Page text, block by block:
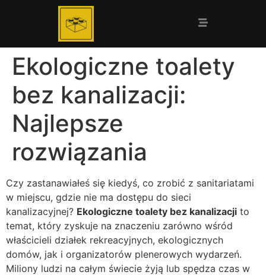
Ekologiczne toalety
bez kanalizacji:
Najlepsze
rozwiązania
Czy zastanawiałeś się kiedyś, co zrobić z sanitariatami
w miejscu, gdzie nie ma dostępu do sieci
kanalizacyjnej? Ekologiczne toalety bez kanalizacji to
temat, który zyskuje na znaczeniu zarówno wśród
właścicieli działek rekreacyjnych, ekologicznych
domów, jak i organizatorów plenerowych wydarzeń.
Miliony ludzi na całym świecie żyją lub spędza czas w